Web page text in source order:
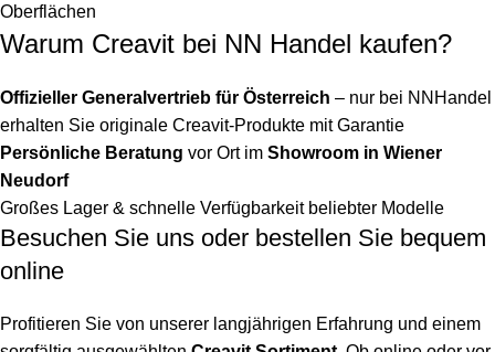
Oberflächen
Warum Creavit bei NN Handel kaufen?
Offizieller Generalvertrieb für Österreich – nur bei NNHandel
erhalten Sie originale Creavit-Produkte mit Garantie
Persönliche Beratung vor Ort im Showroom in Wiener
Neudorf
Großes Lager & schnelle Verfügbarkeit beliebter Modelle
Besuchen Sie uns oder bestellen Sie bequem
online
Profitieren Sie von unserer langjährigen Erfahrung und einem